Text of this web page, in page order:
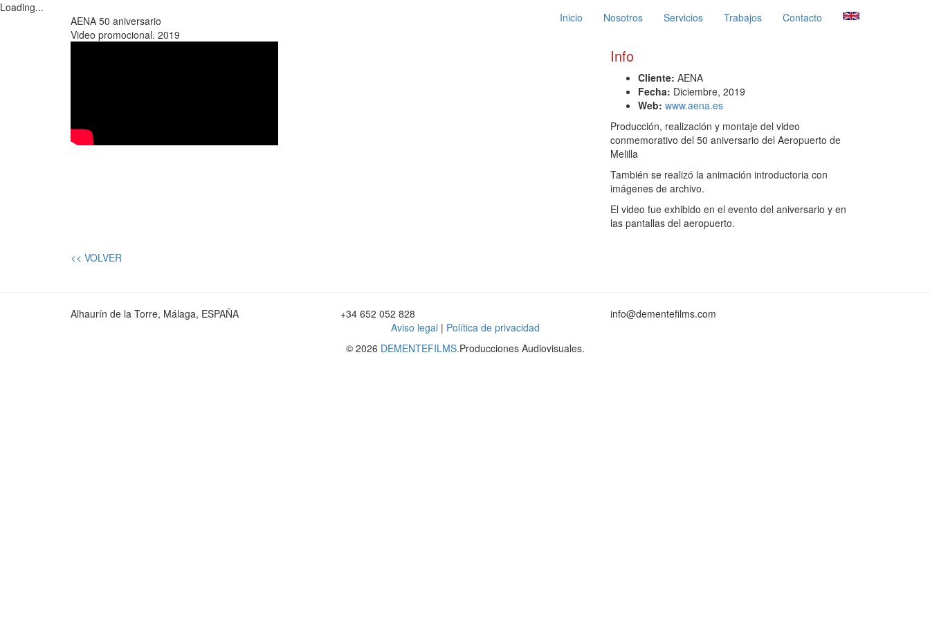
Loading...
Inicio Nosotros Servicios Trabajos Contacto
AENA 50 aniversario
Video promocional. 2019
Info
Cliente: AENA
Fecha: Diciembre, 2019
Web: www.aena.es
Producción, realización y montaje del video
conmemorativo del 50 aniversario del Aeropuerto de
Melilla
También se realizó la animación introductoria con
imágenes de archivo.
El video fue exhibido en el evento del aniversario y en
las pantallas del aeropuerto.
<< VOLVER
Alhaurín de la Torre, Málaga, ESPAÑA +34 652 052 828
info@dementefilms.com
Aviso legal | Política de privacidad
© 2026 DEMENTEFILMS.Producciones Audiovisuales.